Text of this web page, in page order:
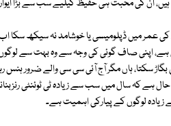
ان کی محبت ہی حفیظ کیلیے سب سے بڑا
بندہ 40 سال کی عمر میں ڈپلومیسی یا خوشامد نہ
ہے، اپنی صاف گوئی کی وجہ سے وہ بہت سے
سکتا، ہاں مگر آج آئی سی سی والے ضرور ہنس
حال ہے کہ سال میں سب سے زیادہ ٹی ٹوئنٹی
زیادہ لوگوں کے پیارکی اہمیت ہے۔